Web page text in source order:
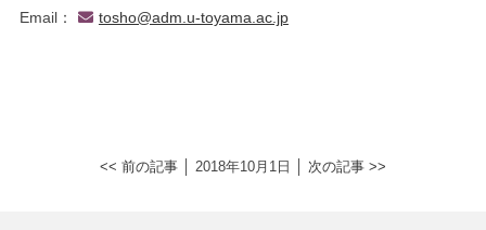
Email：
tosho@adm.u-toyama.ac.jp
<< 前の記事 │ 2018年10月1日 │ 次の記事 >>